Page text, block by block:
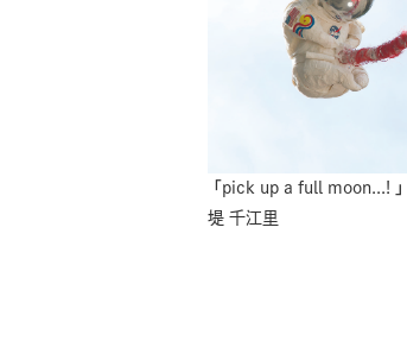
「pick up a full moon...! 」
堤 千江里